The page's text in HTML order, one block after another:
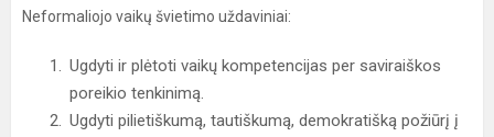
Neformaliojo vaikų švietimo uždaviniai:
Ugdyti ir plėtoti vaikų kompetencijas per saviraiškos
poreikio tenkinimą.
Ugdyti pilietiškumą, tautiškumą, demokratišką požiūrį į